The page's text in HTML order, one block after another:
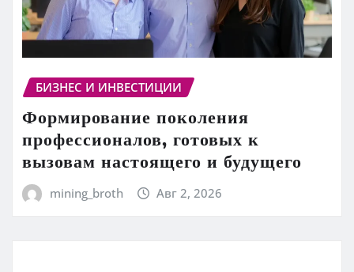
БИЗНЕС И ИНВЕСТИЦИИ
Формирование поколения
профессионалов, готовых к
вызовам настоящего и будущего
mining_broth Авг 2, 2026